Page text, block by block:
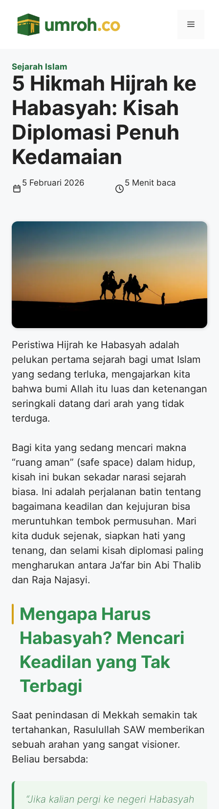
Menu
Sejarah Islam
5 Hikmah Hijrah ke
Habasyah: Kisah
Diplomasi Penuh
Kedamaian
5 Februari 2026 5 Menit baca
​Peristiwa Hijrah ke Habasyah adalah
pelukan pertama sejarah bagi umat Islam
yang sedang terluka, mengajarkan kita
bahwa bumi Allah itu luas dan ketenangan
seringkali datang dari arah yang tidak
terduga.
​Bagi kita yang sedang mencari makna
“ruang aman” (safe space) dalam hidup,
kisah ini bukan sekadar narasi sejarah
biasa. Ini adalah perjalanan batin tentang
bagaimana keadilan dan kejujuran bisa
meruntuhkan tembok permusuhan. Mari
kita duduk sejenak, siapkan hati yang
tenang, dan selami kisah diplomasi paling
mengharukan antara Ja’far bin Abi Thalib
dan Raja Najasyi.
​Mengapa Harus
Habasyah? Mencari
Keadilan yang Tak
Terbagi
​Saat penindasan di Mekkah semakin tak
tertahankan, Rasulullah SAW memberikan
sebuah arahan yang sangat visioner.
Beliau bersabda:
“Jika kalian pergi ke negeri Habasyah